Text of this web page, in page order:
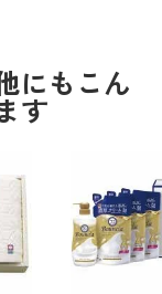
にもこん
す